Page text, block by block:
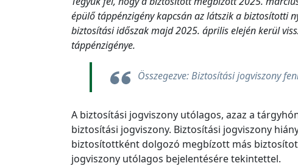
épülő táppénzigény kapcsán az látszik a biztosítotti
biztosítási időszak majd 2025. április elején kerül
táppénzigénye.
Összegezve: Biztosítási jogviszony
A biztosítási jogviszony utólagos, azaz a
biztosítási jogviszony. Biztosítási jogviszony
biztosítottként dolgozó megbízott más
jogviszony utólagos bejelentésére tekintettel.